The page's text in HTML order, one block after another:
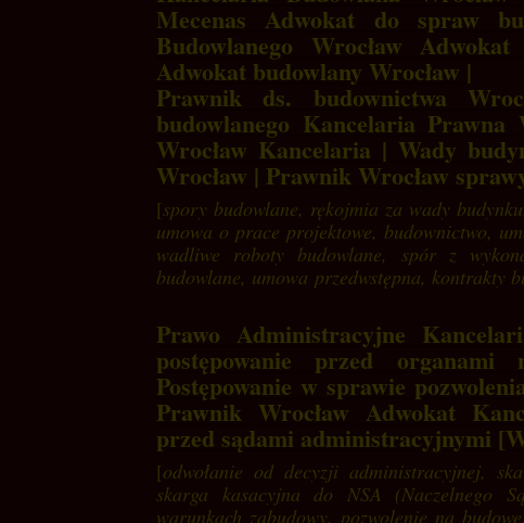
Mecenas Adwokat do spraw
Budowlanego Wrocław
Adwokat budowlany Wrocław |
Prawnik ds. budownictwa
budowlanego Kancelaria
Wrocław Kancelaria | Wady
Wrocław | Prawnik Wrocław
[spory budowlane, rękojmia za wady
umowa o prace projektowe, budownictwo,
wadliwe roboty budowlane, spór z
budowlane, umowa przedwstępna, kontrakty
Prawo Administracyjne
postępowanie przed
Postępowanie w sprawie
Prawnik Wrocław Adwokat
przed sądami administracyjnymi
[odwołanie od decyzji administracyjnej,
skarga kasacyjna do NSA (Naczelnego
warunkach zabudowy, pozwolenie na